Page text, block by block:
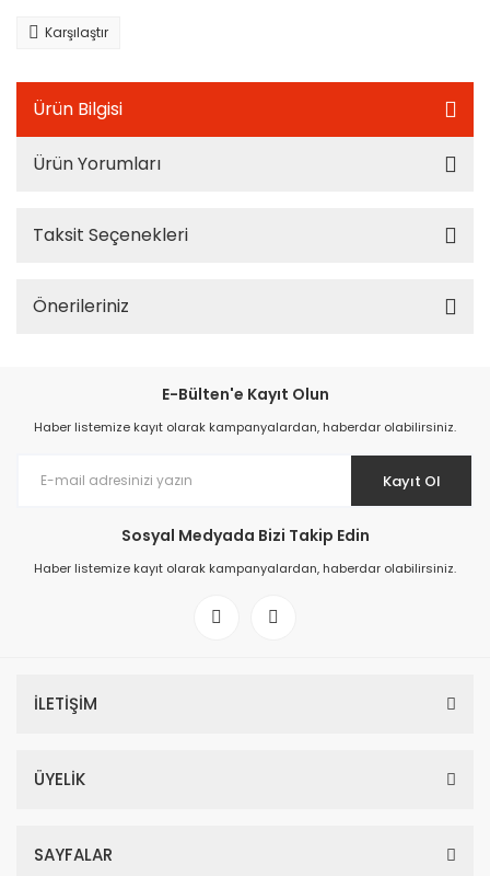
Karşılaştır
Ürün Bilgisi
Ürün Yorumları
Taksit Seçenekleri
Önerileriniz
E-Bülten'e Kayıt Olun
Haber listemize kayıt olarak kampanyalardan, haberdar olabilirsiniz.
Kayıt Ol
Sosyal Medyada Bizi Takip Edin
Haber listemize kayıt olarak kampanyalardan, haberdar olabilirsiniz.
İLETİŞİM
ÜYELİK
SAYFALAR